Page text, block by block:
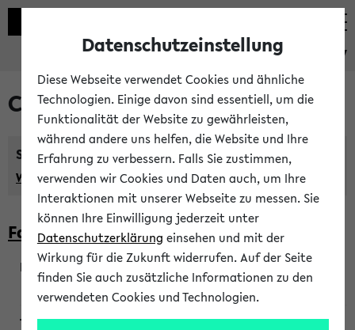
eKVV
Courses taught in English
Semester:
WiSe 2026/2027 SoSe 2026 Previous...
Faculty of Biology
200923
Datenschutzeinstellung
Diese Webseite verwendet Cookies und ähnliche
Technologien. Einige davon sind essentiell, um die
Funktionalität der Website zu gewährleisten,
während andere uns helfen, die Website und Ihre
Erfahrung zu verbessern. Falls Sie zustimmen,
verwenden wir Cookies und Daten auch, um Ihre
Interaktionen mit unserer Webseite zu messen. Sie
können Ihre Einwilligung jederzeit unter
Datenschutzerklärung einsehen und mit der
Wirkung für die Zukunft widerrufen. Auf der Seite
finden Sie auch zusätzliche Informationen zu den
verwendeten Cookies und Technologien.